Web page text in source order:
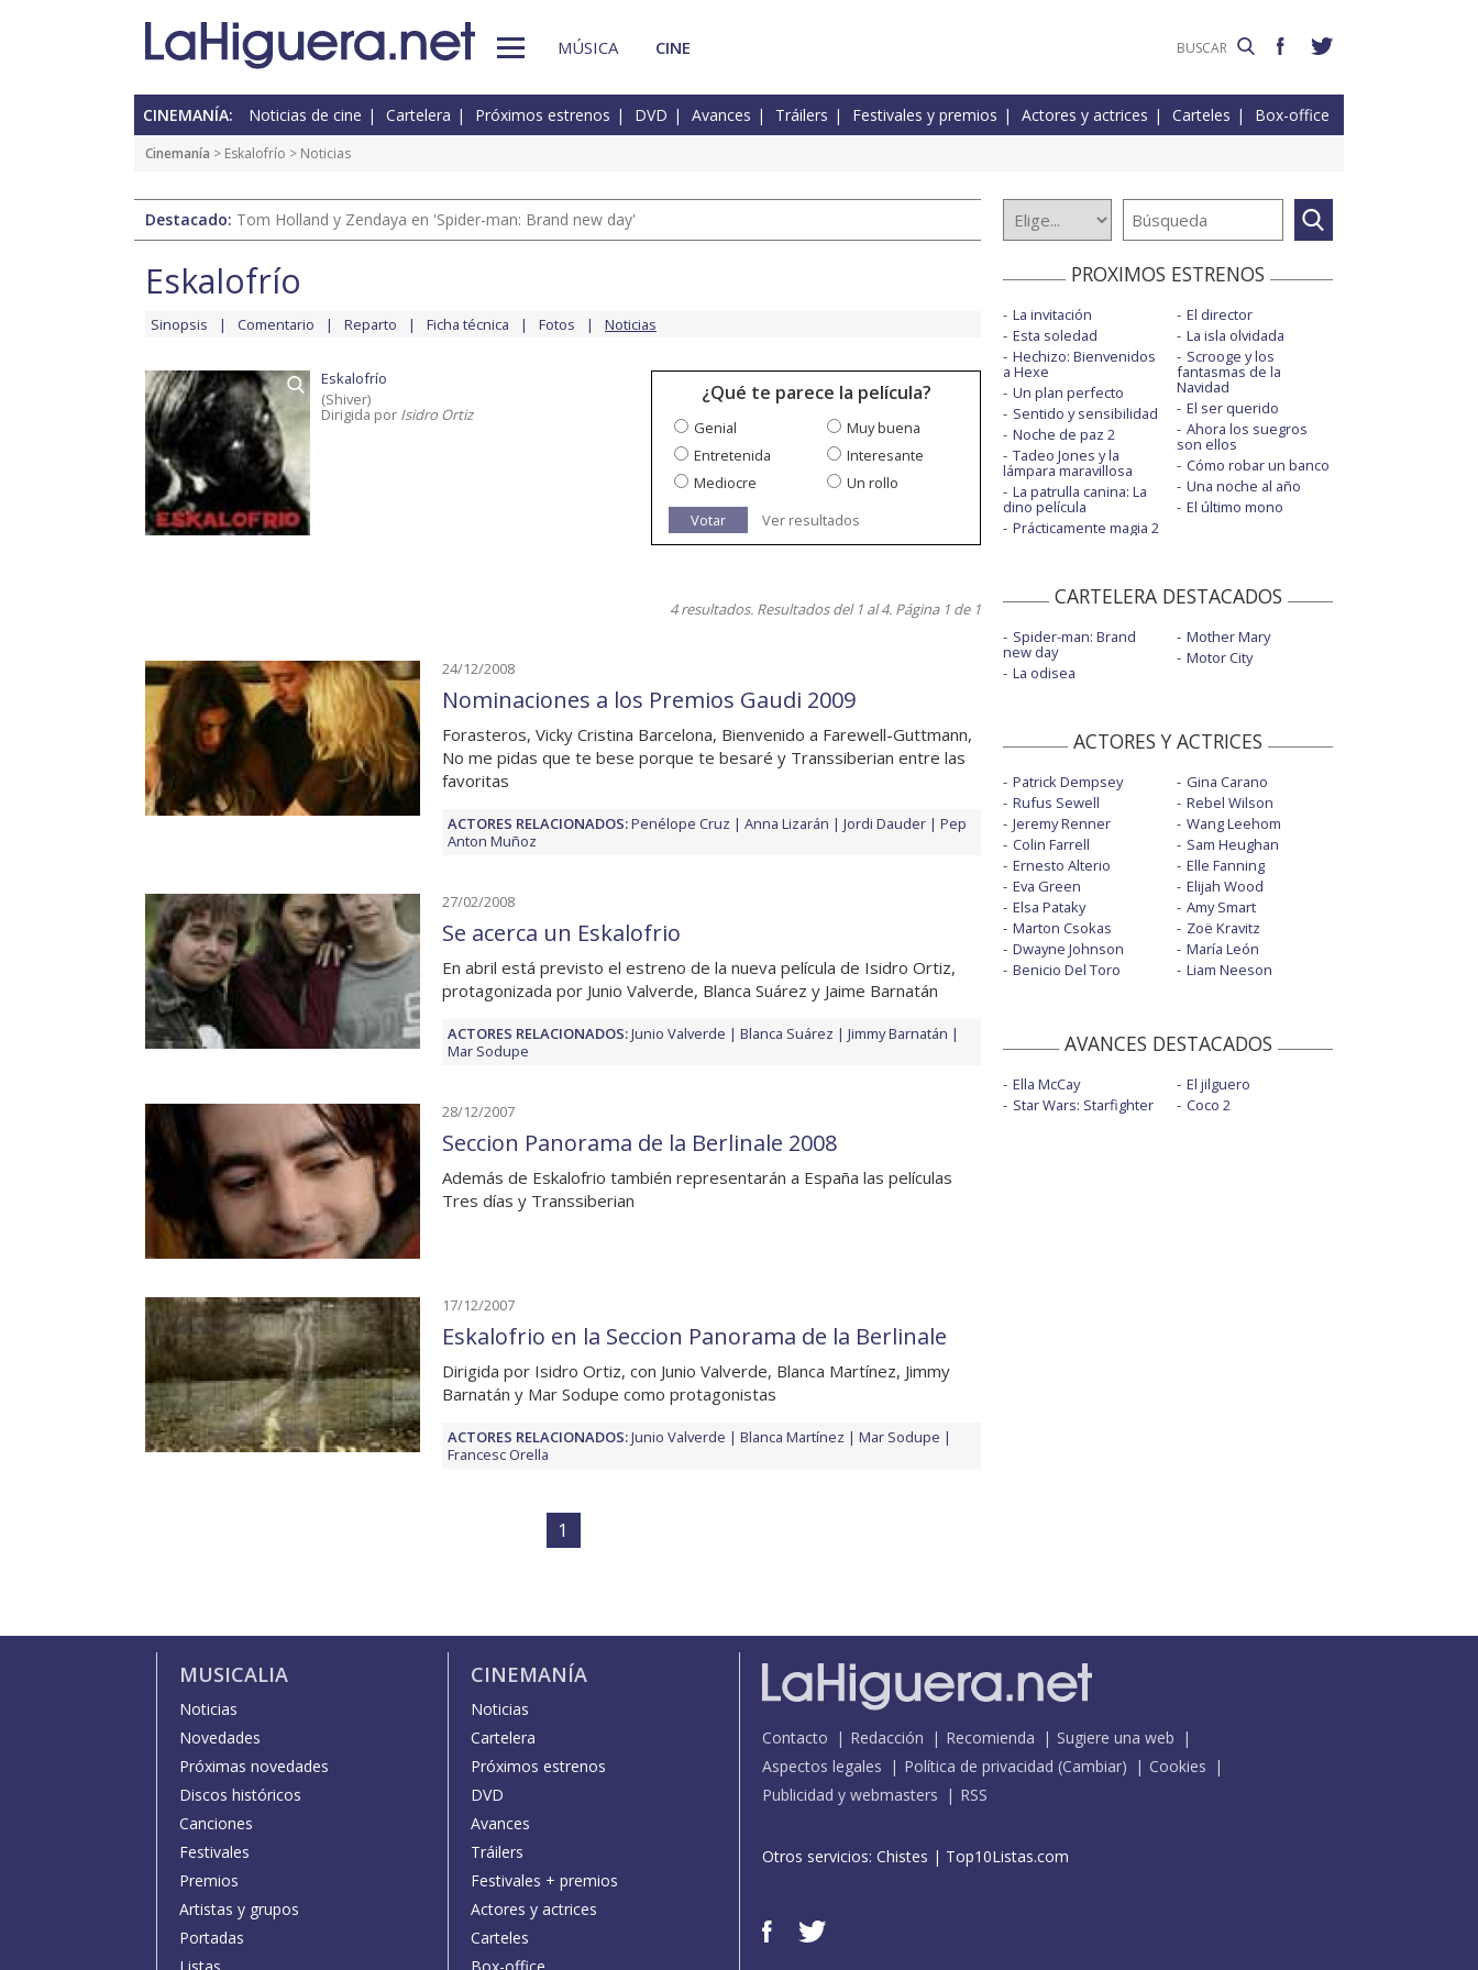
MÚSICA CINE
CINEMANÍA: Noticias de cine Cartelera Próximos estrenos DVD Avances Tráilers Festivales y premios Actores y actrices Carteles Box-office
Cinemanía > Eskalofrío > Noticias
Destacado: Tom Holland y Zendaya en 'Spider-man: Brand new day'
Eskalofrío
Sinopsis Comentario Reparto Ficha técnica Fotos Noticias
Eskalofrío
(Shiver)
Dirigida por Isidro Ortiz
¿Qué te parece la película?
Genial
Muy buena
Entretenida
Interesante
Mediocre
Un rollo
Votar
Ver resultados
4 resultados. Resultados del 1 al 4. Página 1 de 1
24/12/2008
Nominaciones a los Premios Gaudi 2009
Forasteros, Vicky Cristina Barcelona, Bienvenido a Farewell-Guttmann,
No me pidas que te bese porque te besaré y Transsiberian entre las
favoritas
ACTORES RELACIONADOS:Penélope Cruz Anna Lizarán Jordi Dauder
Pep
Anton Muñoz
27/02/2008
Se acerca un Eskalofrio
En abril está previsto el estreno de la nueva película de Isidro Ortiz,
protagonizada por Junio Valverde, Blanca Suárez y Jaime Barnatán
ACTORES RELACIONADOS:Junio Valverde Blanca Suárez
Jimmy Barnatán
Mar Sodupe
28/12/2007
Seccion Panorama de la Berlinale 2008
Además de Eskalofrio también representarán a España las películas
Tres días y Transsiberian
17/12/2007
Eskalofrio en la Seccion Panorama de la Berlinale
Dirigida por Isidro Ortiz, con Junio Valverde, Blanca Martínez, Jimmy
Barnatán y Mar Sodupe como protagonistas
ACTORES RELACIONADOS:Junio Valverde Blanca Martínez
Mar Sodupe
Francesc Orella
1
PROXIMOS ESTRENOS
La invitación
Esta soledad
Hechizo: Bienvenidos
a Hexe
Un plan perfecto
Sentido y sensibilidad
Noche de paz 2
Tadeo Jones y la
lámpara maravillosa
La patrulla canina: La
dino película
Prácticamente magia 2
El director
La isla olvidada
Scrooge y los
fantasmas de la
Navidad
El ser querido
Ahora los suegros
son ellos
Cómo robar un banco
Una noche al año
El último mono
CARTELERA DESTACADOS
Spider-man: Brand
new day
La odisea
Mother Mary
Motor City
ACTORES Y ACTRICES
Patrick Dempsey
Rufus Sewell
Jeremy Renner
Colin Farrell
Ernesto Alterio
Eva Green
Elsa Pataky
Marton Csokas
Dwayne Johnson
Benicio Del Toro
Gina Carano
Rebel Wilson
Wang Leehom
Sam Heughan
Elle Fanning
Elijah Wood
Amy Smart
Zoë Kravitz
María León
Liam Neeson
AVANCES DESTACADOS
Ella McCay
Star Wars: Starfighter
El jilguero
Coco 2
MUSICALIA
Noticias
Novedades
Próximas novedades
Discos históricos
Canciones
Festivales
Premios
Artistas y grupos
Portadas
CINEMANÍA
Noticias
Cartelera
Próximos estrenos
DVD
Avances
Tráilers
Festivales + premios
Actores y actrices
Carteles
Contacto Redacción Recomienda
Sugiere una web
Aspectos legales
Política de privacidad (Cambiar)
Cookies
Publicidad y webmasters
RSS
Otros servicios: Chistes | Top10Listas.com